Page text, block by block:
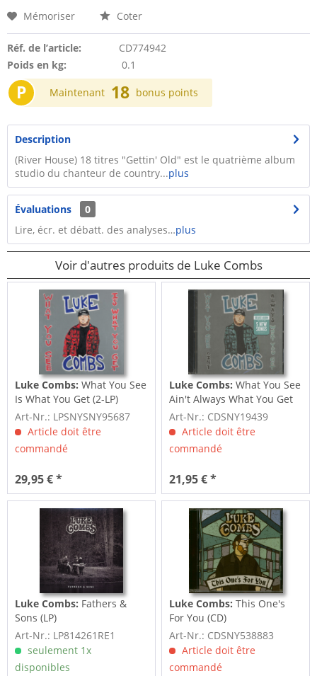
Mémoriser Coter
Réf. de l’article:
CD774942
Poids en kg:
0.1
P Maintenant 18 bonus points
Description
(River House) 18 titres "Gettin' Old" est le quatrième album
studio du chanteur de country...plus
Évaluations
0
Lire, écr. et débatt. des analyses…plus
Voir d'autres produits de Luke Combs
Luke Combs: What You See
Is What You Get (2-LP)
Art-Nr.: LPSNYSNY95687
Article doit être
commandé
29,95 € *
Luke Combs: What You See
Ain't Always What You Get
(2-CD)
Art-Nr.: CDSNY19439
Article doit être
commandé
21,95 € *
Luke Combs: Fathers &
Sons (LP)
Art-Nr.: LP814261RE1
seulement 1x
disponibles
Luke Combs: This One's
For You (CD)
Art-Nr.: CDSNY538883
Article doit être
commandé